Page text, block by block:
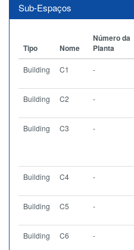
Sub-Espaços
Tipo Nome
Número da
Planta
Building C1 -
Building C2 -
Building C3 -
Building C4 -
Building C5 -
Building C6 -